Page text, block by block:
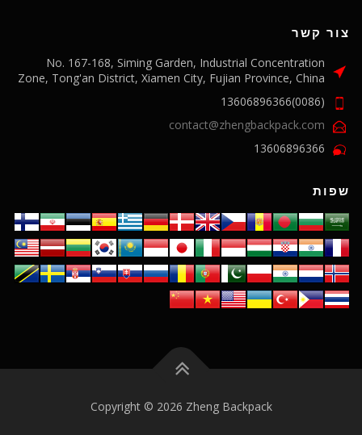
צור קשר
No. 167-168, Siming Garden, Industrial Concentration
Zone, Tong'an District, Xiamen City, Fujian Province, China
(0086)13606896366
contact@zhengbackpack.com
13606896366
שפות
Copyright © 2026 Zheng Backpack